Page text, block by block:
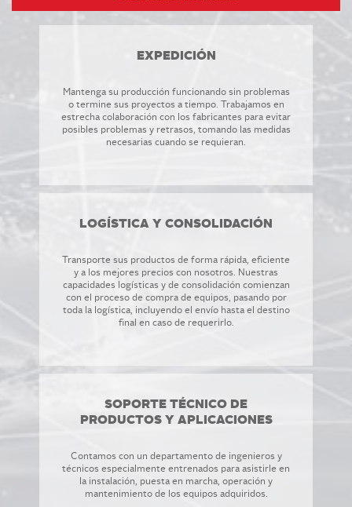
EXPEDICIÓN
Mantenga su producción funcionando sin problemas
o termine sus proyectos a tiempo. Trabajamos en
estrecha colaboración con los fabricantes para evitar
posibles problemas y retrasos, tomando las medidas
necesarias cuando se requieran.
LOGÍSTICA Y CONSOLIDACIÓN
Transporte sus productos de forma rápida, eficiente
y a los mejores precios con nosotros. Nuestras
capacidades logísticas y de consolidación comienzan
con el proceso de compra de equipos, pasando por
toda la logística, incluyendo el envío hasta el destino
final en caso de requerirlo.
SOPORTE TÉCNICO DE
PRODUCTOS Y APLICACIONES
Contamos con un departamento de ingenieros y
técnicos especialmente entrenados para asistirle en
la instalación, puesta en marcha, operación y
mantenimiento de los equipos adquiridos.